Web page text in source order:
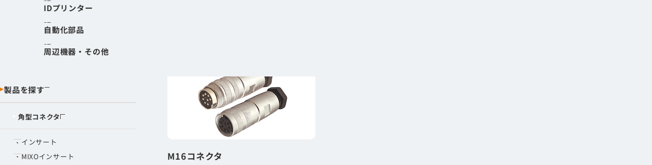
IDプリンター
自動化部品
周辺機器・その他
M16コネクタ
製品を探す
角型コネクタ
インサート
MIXOインサート